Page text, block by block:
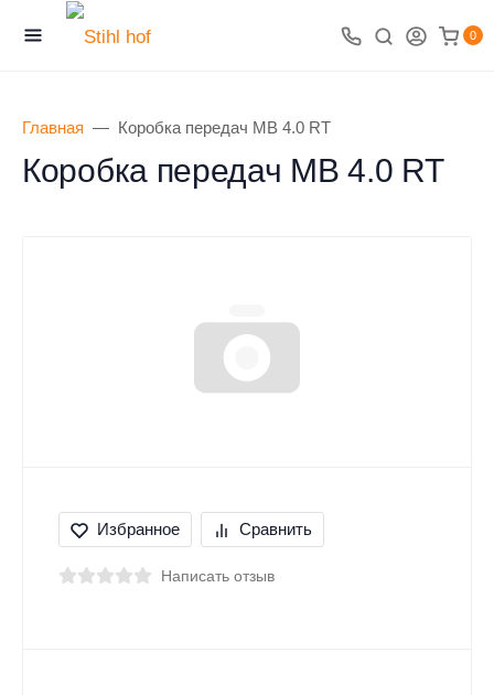
0
Главная Коробка передач МВ 4.0 RT
Коробка передач МВ 4.0 RT
Избранное Сравнить
Написать отзыв